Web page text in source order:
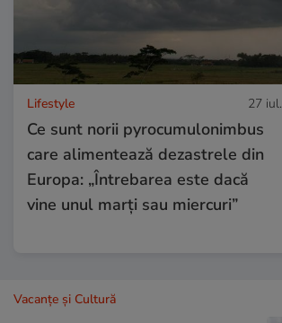
Lifestyle 27 iul.
Ce sunt norii pyrocumulonimbus
care alimentează dezastrele din
Europa: „Întrebarea este dacă
vine unul marți sau miercuri”
Vacanțe și Cultură